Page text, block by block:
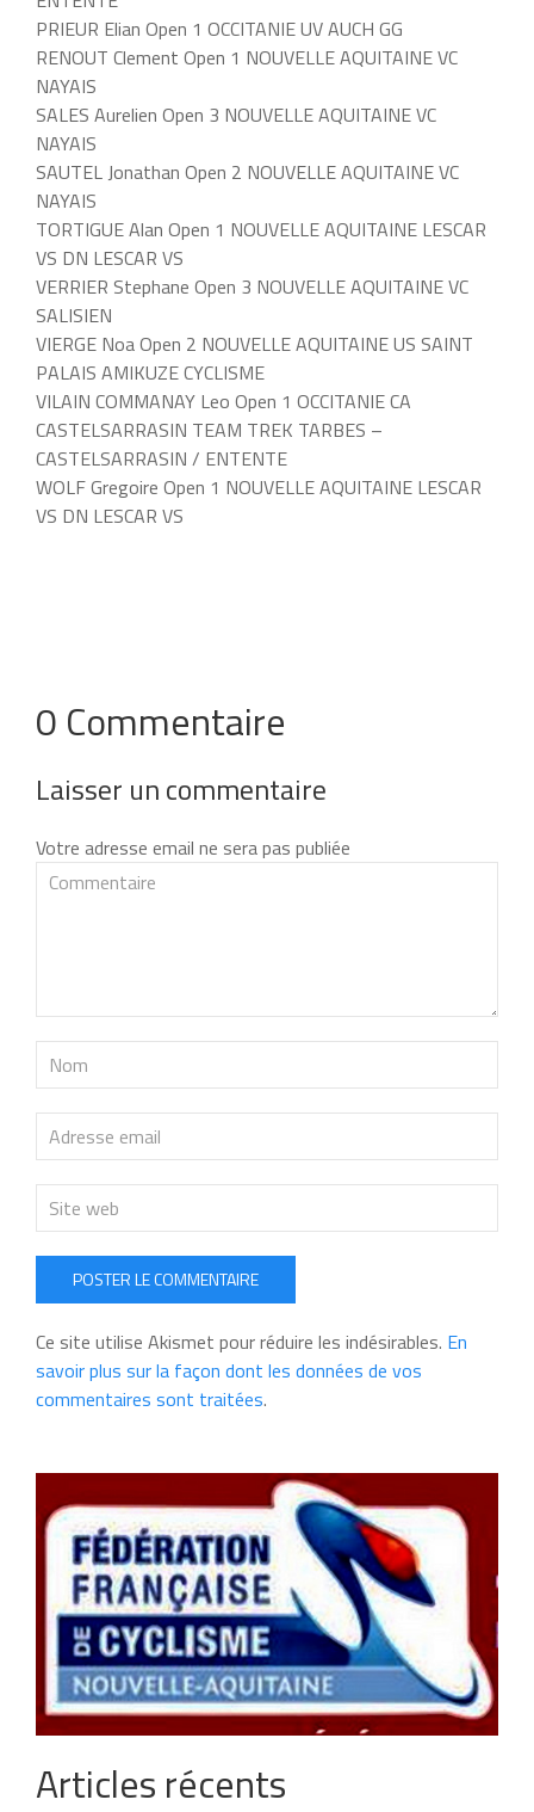
PRIEUR Elian Open 1 OCCITANIE UV AUCH GG
RENOUT Clement Open 1 NOUVELLE AQUITAINE VC
NAYAIS
SALES Aurelien Open 3 NOUVELLE AQUITAINE VC
NAYAIS
SAUTEL Jonathan Open 2 NOUVELLE AQUITAINE VC
NAYAIS
TORTIGUE Alan Open 1 NOUVELLE AQUITAINE LESCAR
VS DN LESCAR VS
VERRIER Stephane Open 3 NOUVELLE AQUITAINE VC
SALISIEN
VIERGE Noa Open 2 NOUVELLE AQUITAINE US SAINT
PALAIS AMIKUZE CYCLISME
VILAIN COMMANAY Leo Open 1 OCCITANIE CA
CASTELSARRASIN TEAM TREK TARBES –
CASTELSARRASIN / ENTENTE
WOLF Gregoire Open 1 NOUVELLE AQUITAINE LESCAR
VS DN LESCAR VS
0 Commentaire
Laisser un commentaire
Votre adresse email ne sera pas publiée
POSTER LE COMMENTAIRE
Ce site utilise Akismet pour réduire les indésirables. En
savoir plus sur la façon dont les données de vos
commentaires sont traitées.
Articles récents